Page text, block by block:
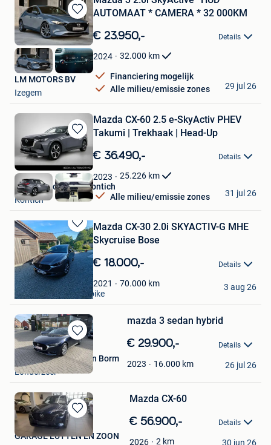
Bewaren
in
Mijn
Favorieten
AUTOMAAT * CAMERA * 32 000KM
€ 23.950,- Details
2024 32.000 km
Financiering mogelijk
Alle milieu/emissie zones
LM MOTORS BV
Izegem
29 jul 26
Bewaren
in
Mijn
Favorieten
Mazda CX-60 2.5 e-SkyActiv PHEV
Takumi | Trekhaak | Head-Up
€ 36.490,- Details
2023 25.226 km
Alle milieu/emissie zones
Hedin Automotive Kontich
Kontich
31 jul 26
Bewaren
in
Mijn
Favorieten
Mazda CX-30 2.0i SKYACTIV-G MHE
Skycruise Bose
€ 18.000,- Details
2021 70.000 km
Benoit Vermeylen
Oudenaarde+Deel Ooike
3 aug 26
Bewaren
in
Mijn
Favorieten
mazda 3 sedan hybrid
€ 29.900,- Details
2023 16.000 km
mazda specialist Van Borm
Londerzeel
26 jul 26
Bewaren
in
Mijn
Mazda CX-60
€ 56.900,- Details
2026 2 km
GARAGE LUYTEN EN ZOON
30 jun 26